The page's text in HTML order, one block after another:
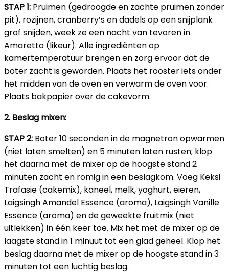
STAP 1: Pruimen (gedroogde en zachte pruimen zonder
pit), rozijnen, cranberry’s en dadels op een snijplank
grof snijden, week ze een nacht van tevoren in
Amaretto (likeur). Alle ingrediënten op
kamertemperatuur brengen en zorg ervoor dat de
boter zacht is geworden. Plaats het rooster iets onder
het midden van de oven en verwarm de oven voor.
Plaats bakpapier over de cakevorm.
2. Beslag mixen:
STAP 2: Boter 10 seconden in de magnetron opwarmen
(niet laten smelten) en 5 minuten laten rusten; klop
het daarna met de mixer op de hoogste stand 2
minuten zacht en romig in een beslagkom. Voeg Keksi
Trafasie (cakemix), kaneel, melk, yoghurt, eieren,
Laigsingh Amandel Essence (aroma), Laigsingh Vanille
Essence (aroma) en de geweekte fruitmix (niet
uitlekken) in één keer toe. Mix het met de mixer op de
laagste stand in 1 minuut tot een glad geheel. Klop het
beslag daarna met de mixer op de hoogste stand in 3
minuten tot een luchtig beslag.